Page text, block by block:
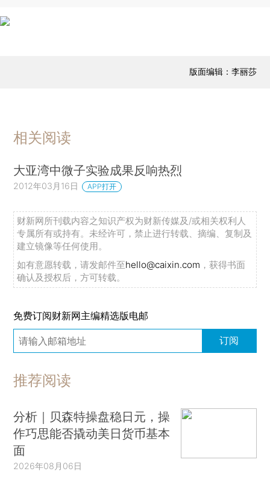
版面编辑：李丽莎
相关阅读
大亚湾中微子实验成果反响热烈
2012年03月16日 APP打开
财新网所刊载内容之知识产权为财新传媒及/或相关权利人
专属所有或持有。未经许可，禁止进行转载、摘编、复制及
建立镜像等任何使用。
如有意愿转载，请发邮件至hello@caixin.com ，获得书面
确认及授权后，方可转载。
免费订阅财新网主编精选版电邮
订阅
推荐阅读
分析｜贝森特操盘稳日元，操
作巧思能否撬动美日货币基本
面
2026年08月06日